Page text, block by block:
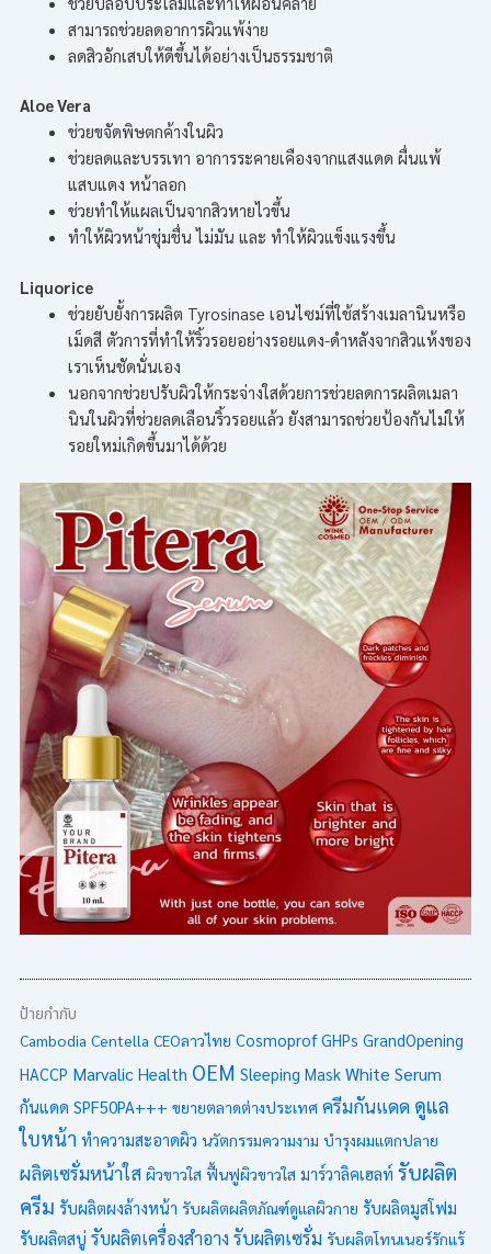
สามารถช่วยลดอาการผิวแพ้ง่าย
ลดสิวอักเสบให้ดีขึ้นได้อย่างเป็นธรรมชาติ
Aloe Vera
ช่วยขจัดพิษตกค้างในผิว
ช่วยลดและบรรเทา อาการระคายเคืองจากแสงแดด ผื่นแพ้
แสบแดง หน้าลอก
ช่วยทำให้แผลเป็นจากสิวหายไวขึ้น
ทำให้ผิวหน้าชุ่มชื่น ไม่มัน และ ทำให้ผิวแข็งแรงขึ้น
Liquorice
ช่วยยับยั้งการผลิต Tyrosinase เอนไซม์ที่ใช้สร้างเมลานินหรือ
เม็ดสี ตัวการที่ทำให้ริ้วรอยอย่างรอยแดง-ดำหลังจากสิวแห้งของ
เราเห็นชัดนั่นเอง
นอกจากช่วยปรับผิวให้กระจ่างใสด้วยการช่วยลดการผลิตเมลา
นินในผิวที่ช่วยลดเลือนริ้วรอยแล้ว ยังสามารถช่วยป้องกันไม่ให้
รอยใหม่เกิดขึ้นมาได้ด้วย
ป้ายกำกับ
Cambodia Centella CEOลาวไทย Cosmoprof GHPs GrandOpening
HACCP Marvalic Health OEM Sleeping Mask White Serum
กันแดด SPF50PA+++ ขยายตลาดต่างประเทศ ครีมกันแดด ดูแล
ใบหน้า ทำความสะอาดผิว นวัตกรรมความงาม บำรุงผมแตกปลาย
ผลิตเซรั่มหน้าใส ผิวขาวใส ฟื้นฟูผิวขาวใส มาร์วาลิคเฮลท์ รับผลิต
ครีม รับผลิตผงล้างหน้า รับผลิตผลิตภัณฑ์ดูแลผิวกาย รับผลิตมูสโฟม
รับผลิตสบู่ รับผลิตเครื่องสำอาง รับผลิตเซรั่ม รับผลิตโทนเนอร์รักแร้